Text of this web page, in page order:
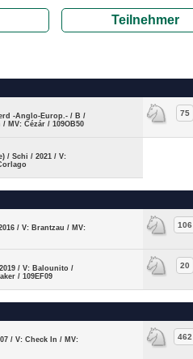
Teilnehmer
-Anglo-Europ.- / B /
MV: Cézár / 109OB50
75
/ Schi / 2021 / V:
/ V: Brantzau / MV:
106
/ V: Balounito /
/ 109EF09
20
/ V: Check In / MV:
462